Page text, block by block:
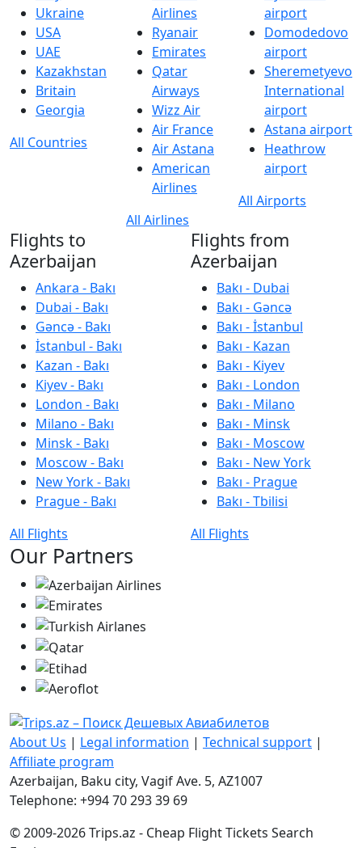
Ukraine
USA
UAE
Kazakhstan
Britain
Georgia
All Countries
Airlines
Ryanair
Emirates
Qatar
Airways
Wizz Air
Air France
Air Astana
American
Airlines
All Airlines
airport
Domodedovo
airport
Sheremetyevo
International
airport
Astana airport
Heathrow
airport
All Airports
Flights to
Azerbaijan
Ankara - Bakı
Dubai - Bakı
Gəncə - Bakı
İstanbul - Bakı
Kazan - Bakı
Kiyev - Bakı
London - Bakı
Milano - Bakı
Minsk - Bakı
Moscow - Bakı
New York - Bakı
Prague - Bakı
All Flights
Flights from
Azerbaijan
Bakı - Dubai
Bakı - Gəncə
Bakı - İstanbul
Bakı - Kazan
Bakı - Kiyev
Bakı - London
Bakı - Milano
Bakı - Minsk
Bakı - Moscow
Bakı - New York
Bakı - Prague
Bakı - Tbilisi
All Flights
Our Partners
About Us | Legal information | Technical support |
Affiliate program
Azerbaijan, Baku city, Vagif Ave. 5, AZ1007
Telephone: +994 70 293 39 69
© 2009-2026 Trips.az - Cheap Flight Tickets Search